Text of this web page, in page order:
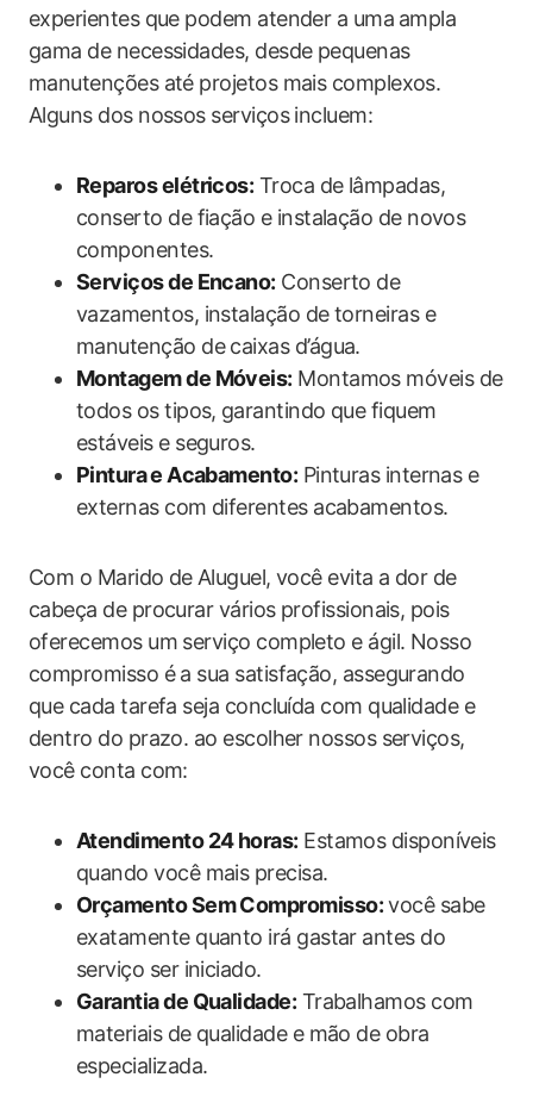
experientes que podem atender a uma⁣ ampla
gama de necessidades, desde pequenas
manutenções até projetos mais complexos.
Alguns dos nossos serviços incluem:
Reparos elétricos: Troca de lâmpadas,
conserto de fiação e instalação de novos⁤
componentes.
Serviços de‌ Encano: Conserto de
vazamentos, ​instalação de torneiras e
manutenção‌ de caixas d’água.
Montagem​ de Móveis: Montamos móveis de
todos os tipos, ⁤garantindo ‍que fiquem
estáveis e seguros.
Pintura⁣ e ​Acabamento: Pinturas internas e
externas com diferentes acabamentos.
Com o Marido de⁤ Aluguel, você evita a dor de
cabeça de procurar vários profissionais, pois
oferecemos um serviço completo e ágil. Nosso
compromisso é a sua satisfação, assegurando
que cada tarefa seja concluída com qualidade e
dentro do prazo. ao escolher nossos serviços,
você conta com:
Atendimento 24 horas: Estamos disponíveis
quando ​você mais precisa.
Orçamento Sem Compromisso:você sabe
exatamente quanto irá gastar ‍antes do ​
serviço ser iniciado.
Garantia de Qualidade: Trabalhamos com
materiais de qualidade e mão de obra
especializada.